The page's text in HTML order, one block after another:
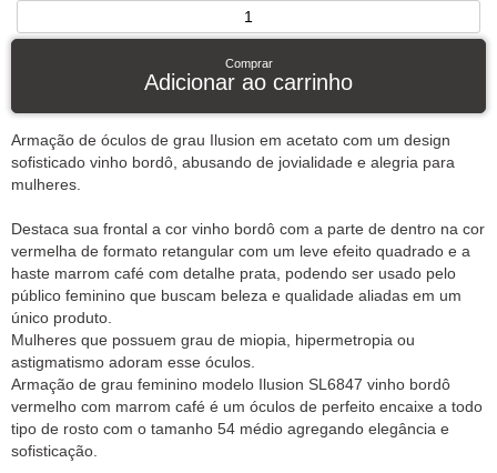
Comprar
Adicionar ao carrinho
Armação de óculos de grau Ilusion em acetato com um design
sofisticado vinho bordô, abusando de jovialidade e alegria para
mulheres.
Destaca sua frontal a cor vinho bordô com a parte de dentro na cor
vermelha de formato retangular com um leve efeito quadrado e a
haste marrom café com detalhe prata, podendo ser usado pelo
público feminino que buscam beleza e qualidade aliadas em um
único produto.
Mulheres que possuem grau de miopia, hipermetropia ou
astigmatismo adoram esse óculos.
Armação de grau feminino modelo Ilusion SL6847 vinho bordô
vermelho com marrom café é um óculos de perfeito encaixe a todo
tipo de rosto com o tamanho 54 médio agregando elegância e
sofisticação.